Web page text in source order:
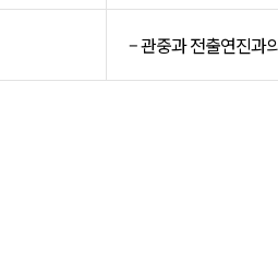
– 관중과 전출연진과